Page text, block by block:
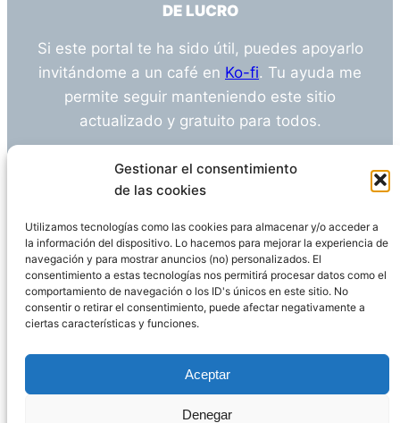
Gestionar el consentimiento
de las cookies
Utilizamos tecnologías como las cookies para almacenar y/o acceder a
la información del dispositivo. Lo hacemos para mejorar la experiencia de
navegación y para mostrar anuncios (no) personalizados. El
consentimiento a estas tecnologías nos permitirá procesar datos como el
comportamiento de navegación o los ID's únicos en este sitio. No
consentir o retirar el consentimiento, puede afectar negativamente a
ciertas características y funciones.
Aceptar
Denegar
DE LUCRO
Si este portal te ha sido útil, puedes apoyarlo
invitándome a un café en Ko-fi. Tu ayuda me
permite seguir manteniendo este sitio
actualizado y gratuito para todos.
¿Tienes alguna duda o sugerencia? Escríbeme
info@empleosanitarioinvestigacion.es
Descargo de Responsabilidad
Declaración de Privacidad Política de cookies
WordPress